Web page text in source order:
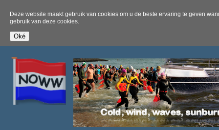
Deze website maakt gebruik van cookies om u de beste ervaring te geven
gebruik van deze cookies.